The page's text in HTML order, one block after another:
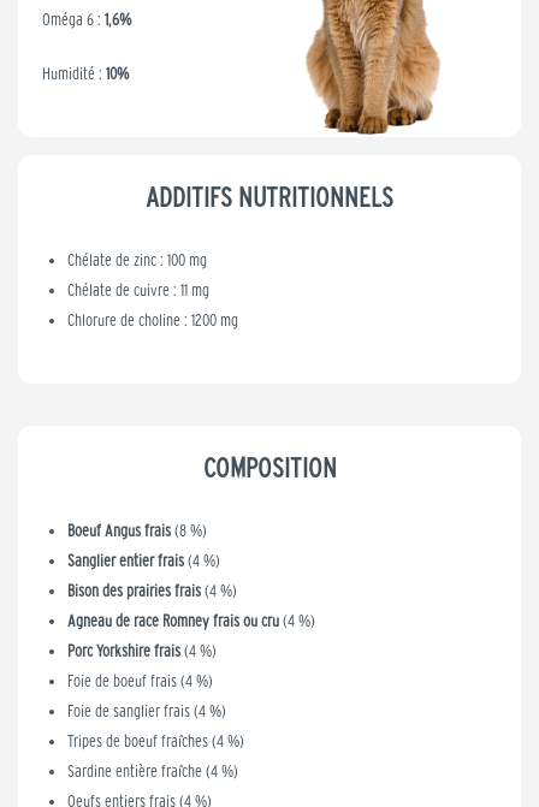
ADDITIFS NUTRITIONNELS
Chélate de zinc : 100 mg
Chélate de cuivre : 11 mg
Chlorure de choline : 1200 mg
Oméga 6 : 1,6%
Humidité : 10%
COMPOSITION
Boeuf Angus frais(8 %)
Sanglier entier frais(4 %)
Bison des prairies frais(4 %)
Agneau de race Romney frais ou cru(4 %)
Porc Yorkshire frais(4 %)
Foie de boeuf frais (4 %)
Foie de sanglier frais (4 %)
Tripes de boeuf fraîches (4 %)
Sardine entière fraîche (4 %)
Oeufs entiers frais (4 %)